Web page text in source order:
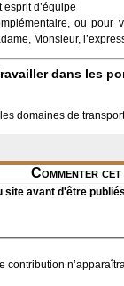
d’équipe
ou pour
Monsieur,
dans les
domaines de
Commenter
site avant d'être
contribution